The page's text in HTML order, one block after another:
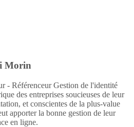
Morin
- Référenceur Gestion de l'identité
des entreprises soucieuses de leur
et conscientes de la plus-value
apporter la bonne gestion de leur
en ligne.